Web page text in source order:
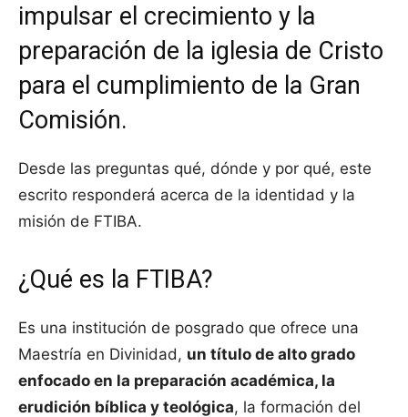
impulsar el crecimiento y la
preparación de la iglesia de Cristo
para el cumplimiento de la Gran
Comisión.
Desde las preguntas qué, dónde y por qué, este
escrito responderá acerca de la identidad y la
misión de FTIBA.
¿Qué es la FTIBA?
Es una institución de posgrado que ofrece una
Maestría en Divinidad, un título de alto grado
enfocado en la preparación académica, la
erudición bíblica y teológica, la formación del